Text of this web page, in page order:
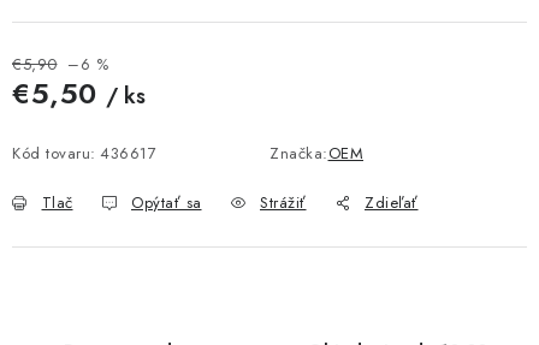
Podmienky ochrany osobných údajov
Reklamácia
€5,90 –6 %
€5,50 / ks
Kód tovaru: 436617 Značka:OEM
Tlač Opýtať sa Strážiť Zdieľať